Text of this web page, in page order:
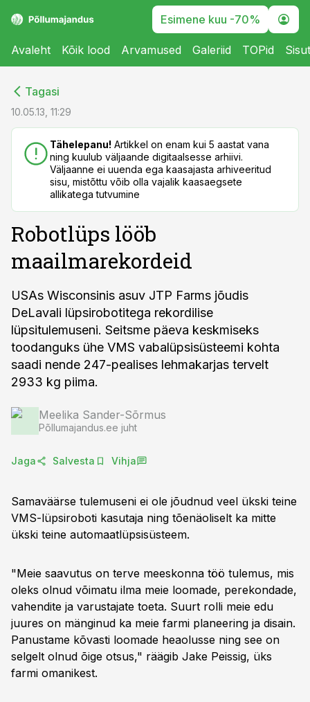
Esimene kuu -70%
Avaleht Kõik lood Arvamused Galeriid TOPid
Tagasi
10.05.13, 11:29
Tähelepanu! Artikkel on enam kui 5 aastat vana
ning kuulub väljaande digitaalsesse arhiivi.
Väljaanne ei uuenda ega kaasajasta arhiveeritud
sisu, mistõttu võib olla vajalik kaasaegsete
allikatega tutvumine
Robotlüps lööb
maailmarekordeid
USAs Wisconsinis asuv JTP Farms jõudis
DeLavali lüpsirobotitega rekordilise
lüpsitulemuseni. Seitsme päeva keskmiseks
toodanguks ühe VMS vabalüpsisüsteemi kohta
saadi nende 247-pealises lehmakarjas tervelt
2933 kg piima.
Meelika Sander-Sõrmus
Põllumajandus.ee juht
Jaga Salvesta Vihja
Samaväärse tulemuseni ei ole jõudnud veel ükski teine
VMS-lüpsiroboti kasutaja ning tõenäoliselt ka mitte
ükski teine automaatlüpsisüsteem.
"Meie saavutus on terve meeskonna töö tulemus, mis
oleks olnud võimatu ilma meie loomade, perekondade,
vahendite ja varustajate toeta. Suurt rolli meie edu
juures on mänginud ka meie farmi planeering ja disain.
Panustame kõvasti loomade heaolusse ning see on
selgelt olnud õige otsus," räägib Jake Peissig, üks
farmi omanikest.